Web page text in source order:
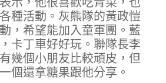
種活動。灰熊隊的黃政愷
，希望能加入童軍團。藍
卡丁車好好玩。聯隊長李
幾個小朋友比較頑皮，但
個還拿糖果跟他分享。